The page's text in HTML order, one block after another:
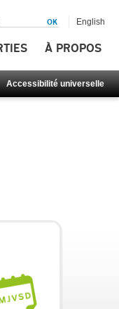
À PROPOS
Accessibilité universelle
English